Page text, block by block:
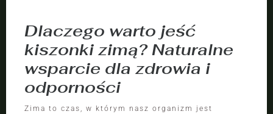
Dlaczego warto jeść
kiszonki zimą? Naturalne
wsparcie dla zdrowia i
odporności
Zima to czas, w którym nasz organizm jest